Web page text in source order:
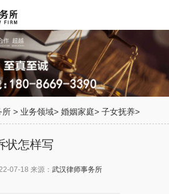
所 > 业务领域> 婚姻家庭> 子女抚养>
状怎样写
07-18 来源： 武汉律师事务所